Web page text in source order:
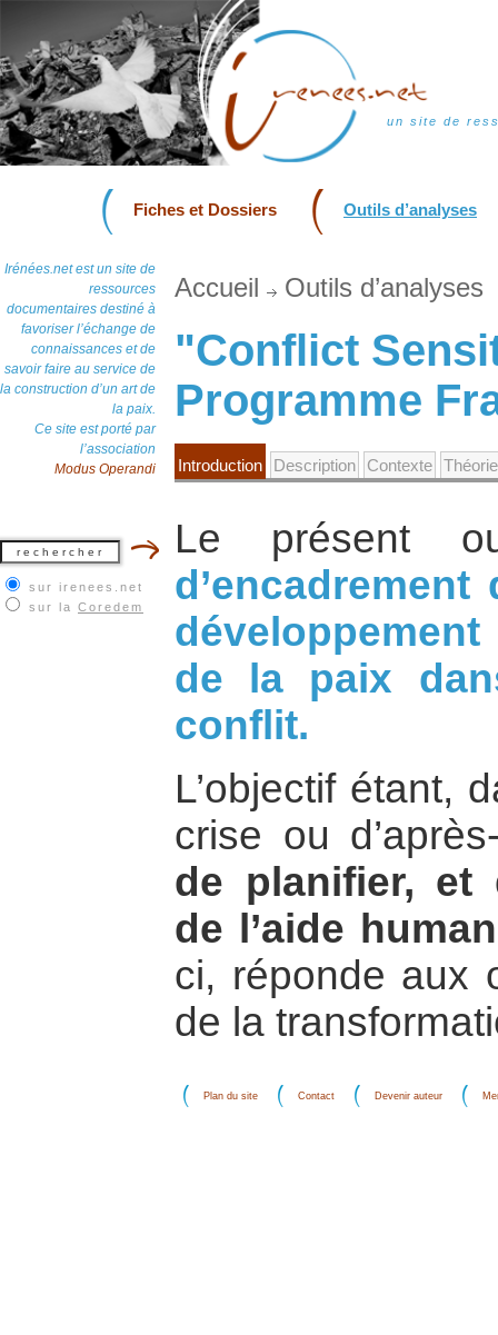
un site de
Fiches et Dossiers Outils d’analyses
Irénées.net est un site de
ressources
documentaires destiné à
favoriser l’échange de
connaissances et de
savoir faire au service de
la construction d’un art de
la paix.
Ce site est porté par
l’association
Modus Operandi
sur irenees.net
sur la Coredem
Accueil Outils d’analyses
"Conflict
Programme
Introduction Description Contexte Théorie
Le présent
de la paix
conflit.
L’objectif étant,
crise ou
de planifier, et
de l’aide
ci, réponde aux
de la
Plan du site Contact Devenir auteur